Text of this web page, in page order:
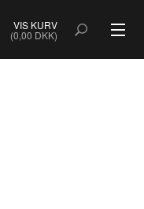
VIS KURV
(0,00 DKK)